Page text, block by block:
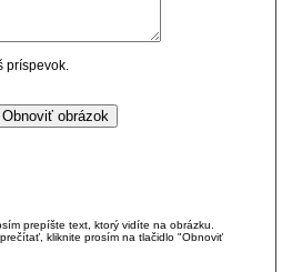
príspevok.
prepíšte text, ktorý vidíte na obrázku.
kliknite prosím na tlačidlo "Obnoviť